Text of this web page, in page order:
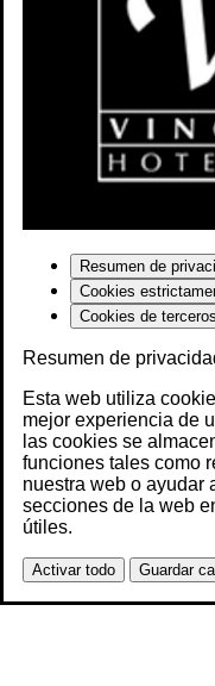
Resumen de
Cookies
Cookies de terceros
Resumen de
Esta web utiliza
mejor experiencia de
las cookies se
funciones tales como
nuestra web o ayudar
secciones de la web
útiles.
Activar todo Guardar